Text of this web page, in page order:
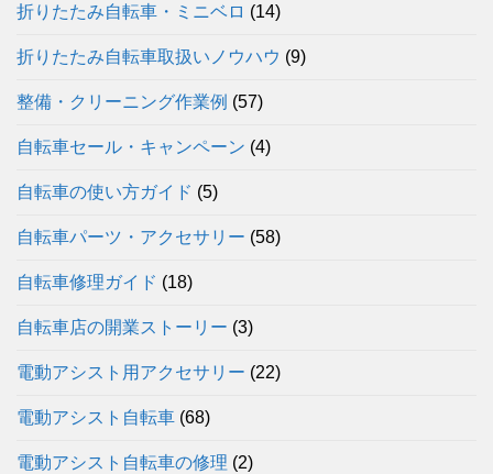
折りたたみ自転車・ミニベロ (14)
折りたたみ自転車取扱いノウハウ (9)
整備・クリーニング作業例 (57)
自転車セール・キャンペーン (4)
自転車の使い方ガイド (5)
自転車パーツ・アクセサリー (58)
自転車修理ガイド (18)
自転車店の開業ストーリー (3)
電動アシスト用アクセサリー (22)
電動アシスト自転車 (68)
電動アシスト自転車の修理 (2)